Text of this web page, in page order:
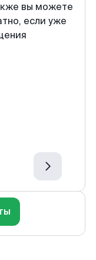
вы можете
если уже